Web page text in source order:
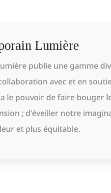
Lumière
publie une gamme
avec et en
le pouvoir de faire bouger
; d'éveiller notre
et plus équitable.